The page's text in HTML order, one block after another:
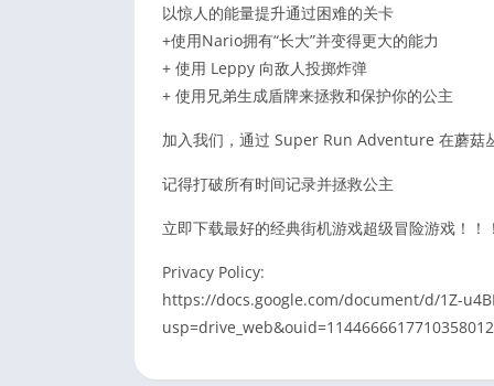
以惊人的能量提升通过困难的关卡
+使用Nario拥有“长大”并变得更大的能力
+ 使用 Leppy 向敌人投掷炸弹
+ 使用兄弟生成盾牌来拯救和保护你的公主
加入我们，通过 Super Run Adventure 在蘑菇
记得打破所有时间记录并拯救公主
立即下载最好的经典街机游戏超级冒险游戏！！
Privacy Policy:
https://docs.google.com/document/d/1Z-